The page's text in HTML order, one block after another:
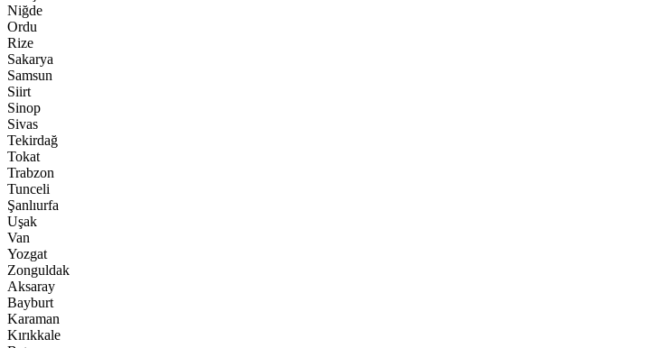
Niğde
Ordu
Rize
Sakarya
Samsun
Siirt
Sinop
Sivas
Tekirdağ
Tokat
Trabzon
Tunceli
Şanlıurfa
Uşak
Van
Yozgat
Zonguldak
Aksaray
Bayburt
Karaman
Kırıkkale